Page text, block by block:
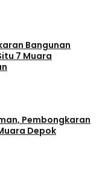
Bangunan
7 Muara
Pembongkaran
Depok